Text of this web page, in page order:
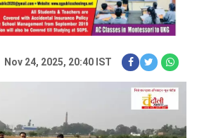
Nov 24, 2025, 20:40 IST